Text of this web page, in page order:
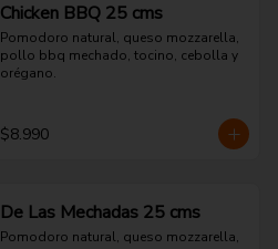
Chicken BBQ 25 cms
Pomodoro natural, queso mozzarella,
pollo bbq mechado, tocino, cebolla y
orégano.
$8.990
De Las Mechadas 25 cms
Pomodoro natural, queso mozzarella,